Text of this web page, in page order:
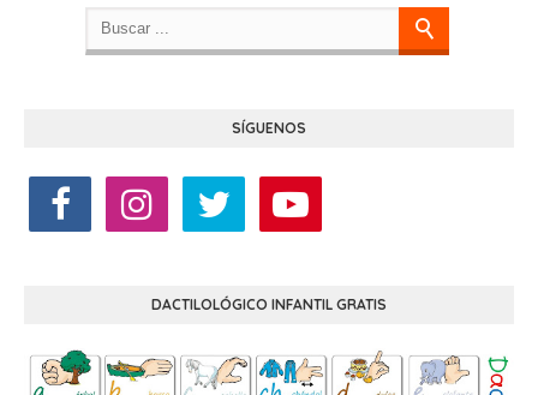
SÍGUENOS
DACTILOLÓGICO INFANTIL GRATIS